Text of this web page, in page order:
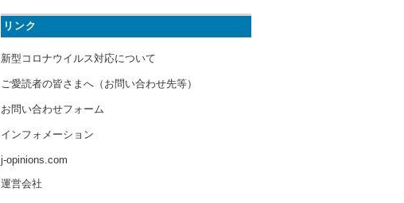
リンク
新型コロナウイルス対応について
ご愛読者の皆さまへ（お問い合わせ先等）
お問い合わせフォーム
インフォメーション
j-opinions.com
運営会社